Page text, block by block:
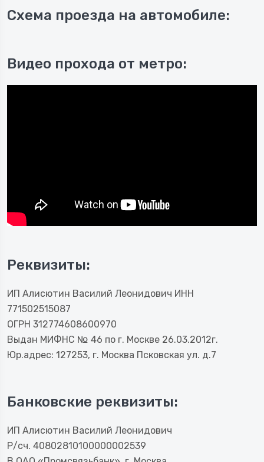
Схема проезда на автомобиле:
Видео прохода от метро:
Реквизиты:
ИП Алисютин Василий Леонидович ИНН
771502515087
ОГРН 312774608600970
Выдан МИФНС № 46 по г. Москве 26.03.2012г.
Юр.адрес: 127253, г. Москва Псковская ул. д.7
Банковские реквизиты:
ИП Алисютин Василий Леонидович
Р/сч. 40802810100000002539